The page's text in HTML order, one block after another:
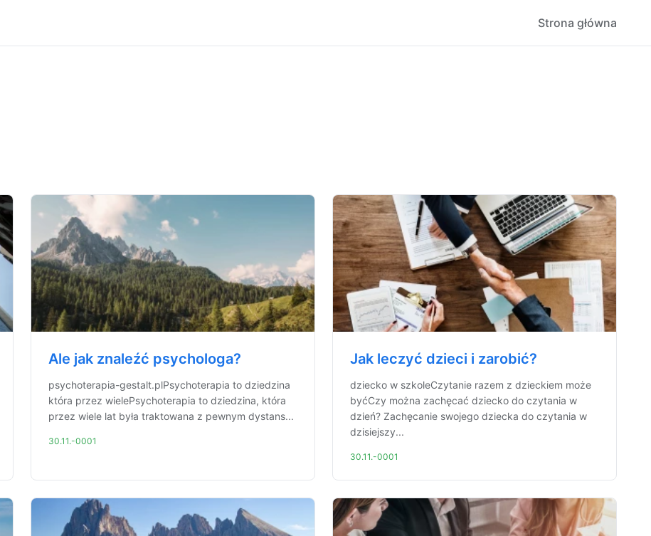
Strona główna
Ale jak znaleźć psychologa?
psychoterapia-gestalt.plPsychoterapia to dziedzina
która przez wielePsychoterapia to dziedzina, która
przez wiele lat była traktowana z pewnym dystans...
30.11.-0001
Jak leczyć dzieci i zarobić?
dziecko w szkoleCzytanie razem z dzieckiem może
byćCzy można zachęcać dziecko do czytania w
dzień? Zachęcanie swojego dziecka do czytania w
dzisiejszy...
30.11.-0001